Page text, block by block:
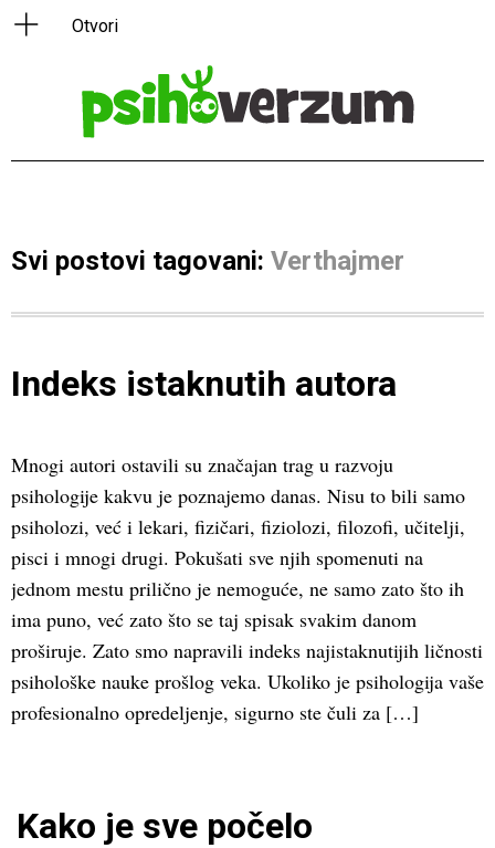
Svi postovi tagovani: Verthajmer
Indeks istaknutih autora
Mnogi autori ostavili su značajan trag u razvoju
psihologije kakvu je poznajemo danas. Nisu to bili samo
psiholozi, već i lekari, fizičari, fiziolozi, filozofi, učitelji,
pisci i mnogi drugi. Pokušati sve njih spomenuti na
jednom mestu prilično je nemoguće, ne samo zato što ih
ima puno, već zato što se taj spisak svakim danom
proširuje. Zato smo napravili indeks najistaknutijih ličnosti
psihološke nauke prošlog veka. Ukoliko je psihologija vaše
profesionalno opredeljenje, sigurno ste čuli za […]
Kako je sve počelo